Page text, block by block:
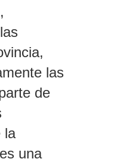
las
de
la
una